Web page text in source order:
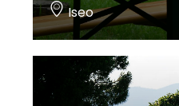
Iseo